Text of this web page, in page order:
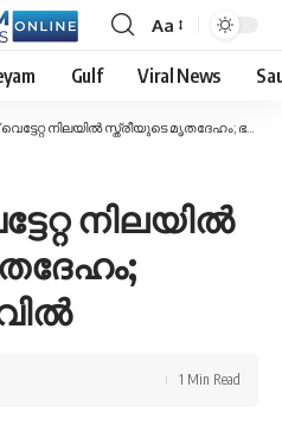
Font
Resizer
Aa
Gulf Viral News
നിലയിൽ സ്ത്രീയുടെ മൃതദേഹം; ഭർത്താവ് ഒളിവിൽ
നിലയിൽ
1 Min Read